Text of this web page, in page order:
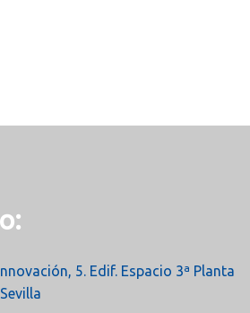
5. Edif. Espacio 3ª Planta